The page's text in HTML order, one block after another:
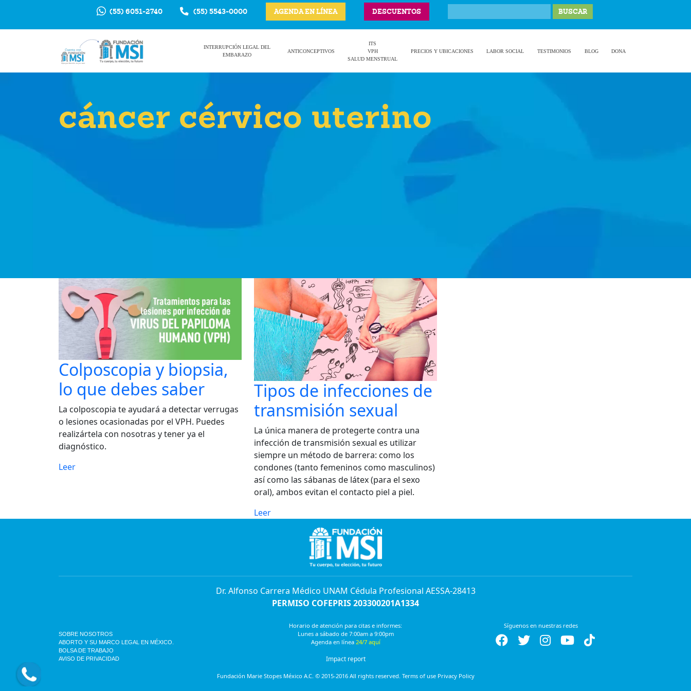
(55) 6051-2740 (55) 5543-0000 AGENDA EN LÍNEA DESCUENTOS
INTERRUPCIÓN LEGAL DEL
EMBARAZO
ANTICONCEPTIVOS
ITS
VPH
SALUD MENSTRUAL
PRECIOS Y UBICACIONES LABOR SOCIAL TESTIMONIOS BLOG DONA
cáncer cérvico uterino
Colposcopia y biopsia,
lo que debes saber
La colposcopia te ayudará a detectar verrugas
o lesiones ocasionadas por el VPH. Puedes
realizártela con nosotras y tener ya el
diagnóstico.
Leer
Tipos de infecciones de
transmisión sexual
La única manera de protegerte contra una
infección de transmisión sexual es utilizar
siempre un método de barrera: como los
condones (tanto femeninos como masculinos)
así como las sábanas de látex (para el sexo
oral), ambos evitan el contacto piel a piel.
Leer
Dr. Alfonso Carrera Médico UNAM Cédula Profesional AESSA-28413
PERMISO COFEPRIS 203300201A1334
SOBRE NOSOTROS
ABORTO Y SU MARCO LEGAL EN MÉXICO.
BOLSA DE TRABAJO
AVISO DE PRIVACIDAD
Horario de atención para citas e informes:
Lunes a sábado de 7:00am a 9:00pm
Agenda en línea 24/7 aquí
Impact report
Síguenos en nuestras redes
Fundación Marie Stopes México A.C. © 2015-2016 All rights reserved. Terms of use Privacy Policy